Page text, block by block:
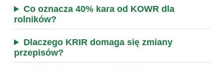
Co oznacza 40% kara od KOWR dla
rolników?
Dlaczego KRIR domaga się zmiany
przepisów?